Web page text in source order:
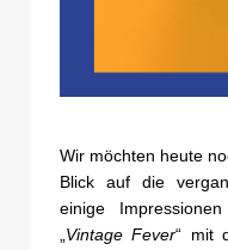
Wir möchten heute
Blick auf die
einige
Vintage Fever“ mit